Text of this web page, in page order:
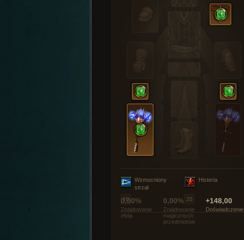
Wzmocniony
strzał
Histeria
0,00%
Znajdowanie
złota
0,00%
Znajdowanie
magicznych
przedmiotów
+148,00
Doświadczenie